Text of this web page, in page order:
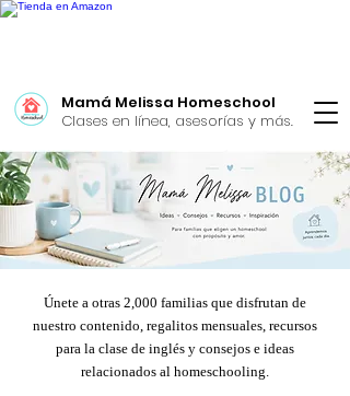
Mamá Melissa Homeschool
Clases en línea, asesorías y más.
Únete a otras 2,000 familias que disfrutan de
nuestro contenido, regalitos mensuales, recursos
para la clase de inglés y consejos e ideas
relacionados al homeschooling.